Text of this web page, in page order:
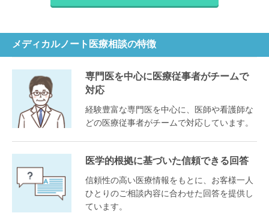
メディカルノート医療相談の特徴
専門医を中心に医療従事者がチームで
対応
経験豊富な専門医を中心に、医師や看護師な
どの医療従事者がチームで対応しています。
医学的根拠に基づいた信頼できる回答
信頼性の高い医療情報をもとに、お客様一人
ひとりのご相談内容に合わせた回答を提供し
ています。